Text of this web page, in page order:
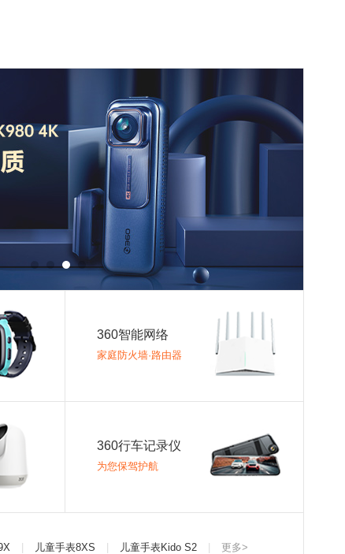
360智能网络
家庭防火墙·路由器
360行车记录仪
为您保驾护航
儿童手表8XS 儿童手表Kido S2 更多>